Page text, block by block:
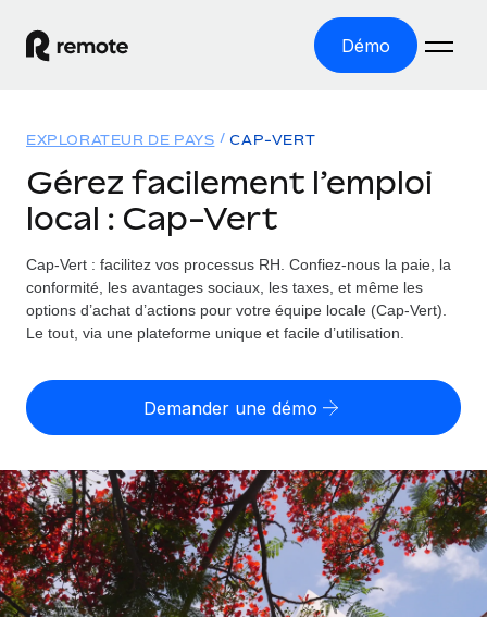
Démo
EMPLOI À L’INTERNATIONAL
Paie multipays
Gérez la paie facilement et en toute conformité
Employer of record
entités
Gestion des freelances
Intégrez et gérez vos freelances partout dans le monde
PEO
Sous-traitez les opérations complexes liées à l’emploi
Solutions
COUVERTURE MONDIALE
Explorateur de pays
Toutes les informations sur l’emploi à l’international,
Explorateur des États-Unis (par État)
Simplifiez l’embauche à travers les différents États des
Comparer Remote
Examinez notre service par rapport aux autres
CROISSANCE
Ressources
OUTILS & CALCULATEURS
Évaluez le risque de requalification de contrat par pays
Calculez le coût total des employés dans n’importe quel
pays
Calculateur de paiement des freelances
Découvrez les devises disponibles et les vitesses de
paiement pour vos freelances internationaux
Tarification
English
Nederlands
Français
Connexion
EXPLORATEUR DE PAYS CAP-VERT
Gérez facilement l’emploi
local : Cap-Vert
Cap-Vert : facilitez vos processus RH. Confiez-nous la paie, la
conformité, les avantages sociaux, les taxes, et même les
options d’achat d’actions pour votre équipe locale (Cap-Vert).
Le tout, via une plateforme unique et facile d’utilisation.
Demander une démo